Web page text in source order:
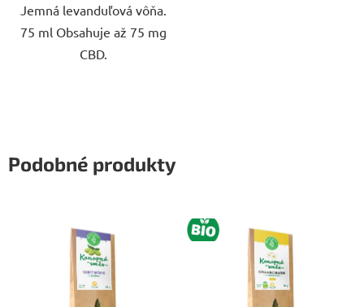
Jemná levanduľová vôňa.
75 ml Obsahuje až 75 mg
CBD.
Podobné produkty
BIO